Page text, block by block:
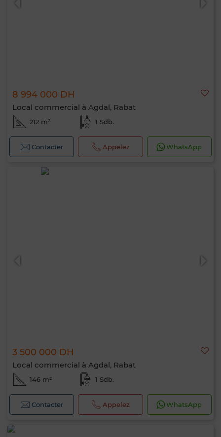
8 994 000 DH
Local commercial à Agdal, Rabat
212 m² 1 Sdb.
Contacter Appelez WhatsApp
3 500 000 DH
Local commercial à Agdal, Rabat
146 m² 1 Sdb.
Contacter Appelez WhatsApp